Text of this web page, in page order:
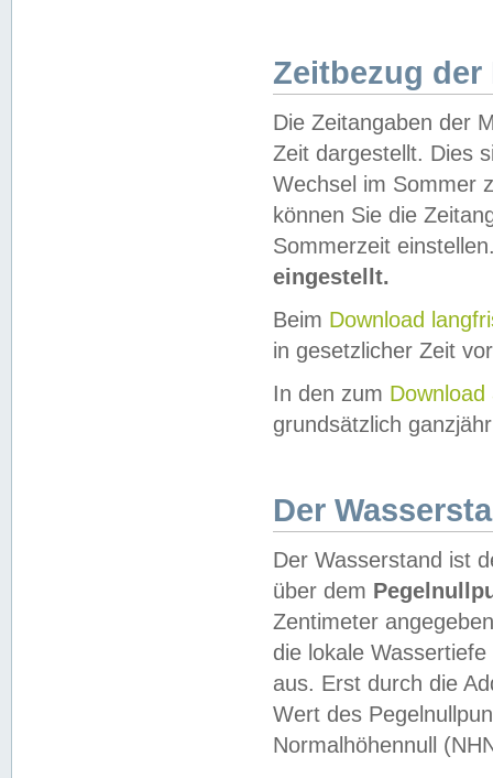
Zeitbezug der
Die Zeitangaben der
Zeit dargestellt. Dies
Wechsel im Sommer
können Sie die
Sommerzeit
eingestellt.
Beim Download
in gesetzlicher Zeit
In den zum Download
grundsätzlich
Der
Der Wasserstand ist
über dem
Zentimeter
die lokale
aus. Erst durch die
Wert des
Normalhöhennull